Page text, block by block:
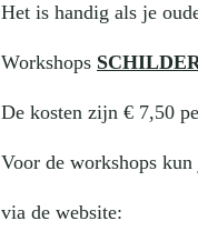
Het is handig als je
Workshops
De kosten zijn € 7,50
Voor de workshops
via de